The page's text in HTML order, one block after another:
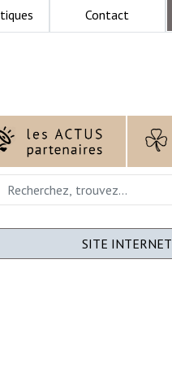
Contact
SITE INTERNET